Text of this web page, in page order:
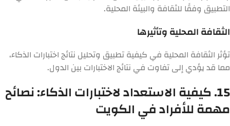
التطبيق وفقًا للثقافة والبيئة المحلية.
الثقافة المحلية وتأثيرها
تؤثر الثقافة المحلية في كيفية تطبيق وتحليل نتائج اختبارات الذكاء،
مما قد يؤدي إلى تفاوت في نتائج الاختبارات بين الدول.
15. كيفية الاستعداد لاختبارات الذكاء: نصائح
مهمة للأفراد في الكويت